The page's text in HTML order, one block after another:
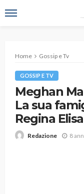
Home Gossip e Tv
GOSSIP E TV
Meghan
La sua
Regina
Redazione 8